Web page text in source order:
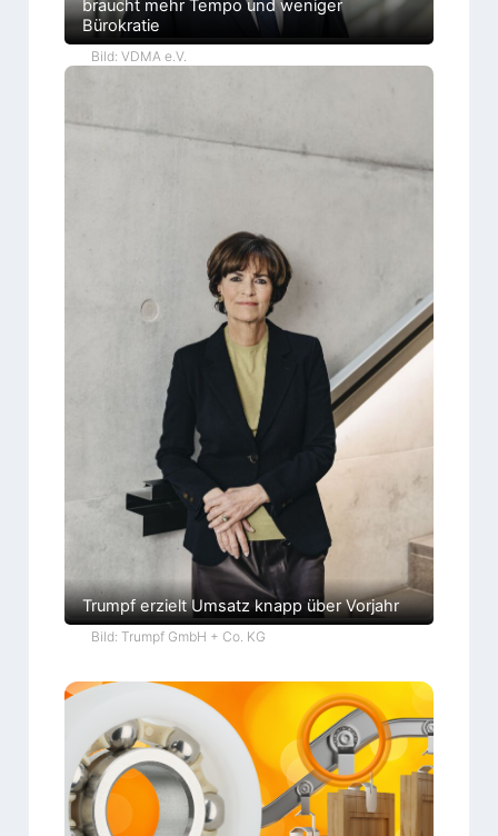
braucht mehr Tempo und weniger
Bürokratie
Bild: VDMA e.V.
Trumpf erzielt Umsatz knapp über Vorjahr
Bild: Trumpf GmbH + Co. KG